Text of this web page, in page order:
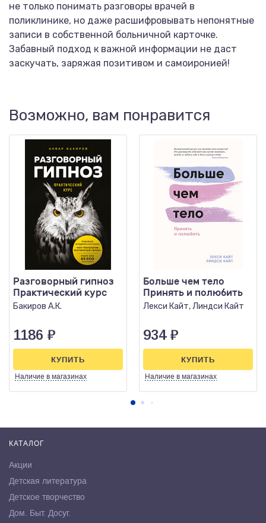
не только понимать разговоры врачей в
поликлинике, но даже расшифровывать непонятные
записи в собственной больничной карточке.
Забавный подход к важной информации не даст
заскучать, заряжая позитивом и самоиронией!
Возможно, вам понравится
Разговорный гипноз
Практический курс
Бакиров А.К.
1186 ₽
Наличие в магазинах
КУПИТЬ
Больше чем тело
Принять и полюбить
Лекси Кайт, Линдси Кайт
934 ₽
Наличие в магазинах
КУПИТЬ
КАТАЛОГ
Акции
Детская литература
Детское творчество
Дом. Быт. Досуг.